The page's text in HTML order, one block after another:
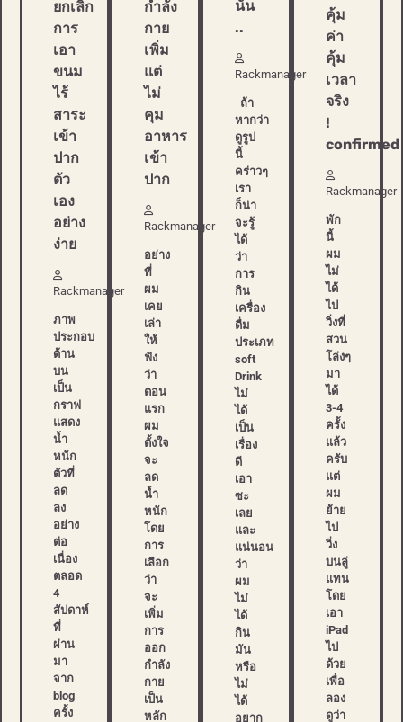
ยกเลิก
การ
เอา
ขนม
ไร้
สาระ
เข้า
ปาก
ตัว
เอง
อย่าง
ง่าย
Rackmanager
ภาพ
ประกอบ
ด้าน
บน
เป็น
กราฟ
แสดง
น้ำ
หนัก
ตัวที่
ลด
ลง
อย่าง
ต่อ
เนื่อง
ตลอด
4
สัปดาห์
ที่
ผ่าน
มา
จาก
blog
ครั้ง
กำลัง
กาย
เพิ่ม
แต่
ไม่
คุม
อาหาร
เข้า
ปาก
Rackmanager
อย่าง
ที่
ผม
เคย
เล่า
ให้
ฟัง
ว่า
ตอน
แรก
ผม
ตั้งใจ
จะ
ลด
น้ำ
หนัก
โดย
การ
เลือก
ว่า
จะ
เพิ่ม
การ
ออก
กำลัง
กาย
เป็น
หลัก
นั่น
..
Rackmanager
ถ้า
หากว่า
ดูรูป
นี้
คร่าวๆ
เรา
ก็น่า
จะรู้
ได้
ว่า
การ
กิน
เครื่อง
ดื่ม
ประเภท
soft
Drink
ไม่
ได้
เป็น
เรื่อง
ดี
เอา
ซะ
เลย
และ
แน่นอน
ว่า
ผม
ไม่
ได้
กิน
มัน
หรือ
ไม่
ได้
อยาก
คุ้ม
ค่า
คุ้ม
เวลา
จริง
!
confirmed
Rackmanager
พัก
นี้
ผม
ไม่
ได้
ไป
วิ่งที่
สวน
โล่งๆ
มา
ได้
3-4
ครั้ง
แล้ว
ครับ
แต่
ผม
ย้าย
ไป
วิ่ง
บนลู่
แทน
โดย
เอา
iPad
ไป
ด้วย
เพื่อ
ลอง
ดูว่า